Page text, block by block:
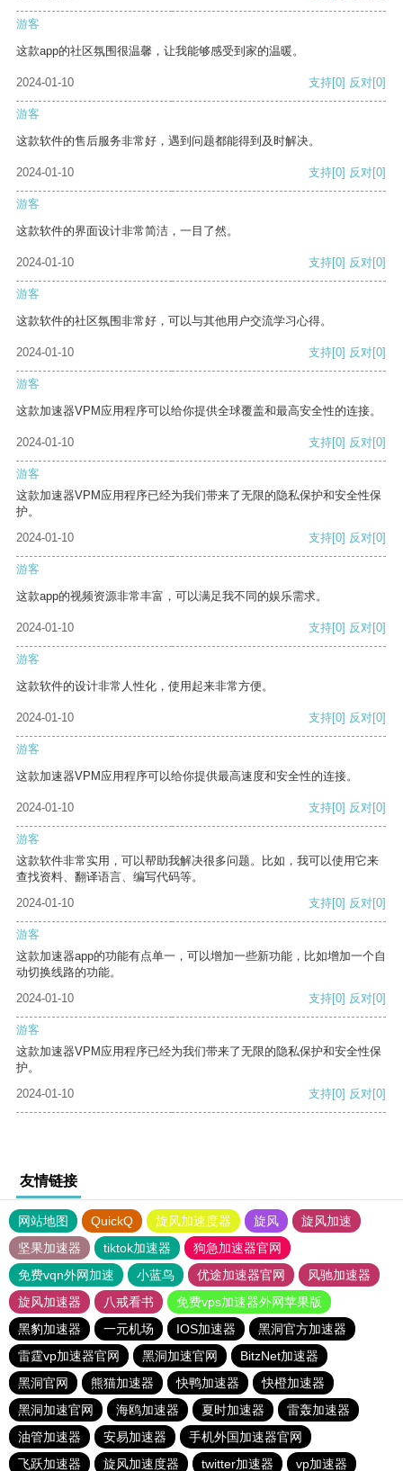
游客
这款app的社区氛围很温馨，让我能够感受到家的温暖。
2024-01-10 支持[0] 反对[0]
游客
这款软件的售后服务非常好，遇到问题都能得到及时解决。
2024-01-10 支持[0] 反对[0]
游客
这款软件的界面设计非常简洁，一目了然。
2024-01-10 支持[0] 反对[0]
游客
这款软件的社区氛围非常好，可以与其他用户交流学习心得。
2024-01-10 支持[0] 反对[0]
游客
这款加速器VPM应用程序可以给你提供全球覆盖和最高安全性的连接。
2024-01-10 支持[0] 反对[0]
游客
这款加速器VPM应用程序已经为我们带来了无限的隐私保护和安全性保
护。
2024-01-10
支持[0] 反对[0]
游客
这款app的视频资源非常丰富，可以满足我不同的娱乐需求。
2024-01-10 支持[0] 反对[0]
游客
这款软件的设计非常人性化，使用起来非常方便。
2024-01-10 支持[0] 反对[0]
游客
这款加速器VPM应用程序可以给你提供最高速度和安全性的连接。
2024-01-10 支持[0] 反对[0]
游客
这款软件非常实用，可以帮助我解决很多问题。比如，我可以使用它来
查找资料、翻译语言、编写代码等。
2024-01-10
支持[0] 反对[0]
游客
这款加速器app的功能有点单一，可以增加一些新功能，比如增加一个自
动切换线路的功能。
2024-01-10
支持[0] 反对[0]
游客
这款加速器VPM应用程序已经为我们带来了无限的隐私保护和安全性保
护。
2024-01-10
支持[0] 反对[0]
友情链接
网站地图 QuickQ 旋风加速度器 旋风
旋风加速
坚果加速器
tiktok加速器
狗急加速器官网
免费vqn外网加速
小蓝鸟 优途加速器官网
风驰加速器
旋风加速器
八戒看书
免费vps加速器外网苹果版
黑豹加速器
一元机场 IOS加速器
黑洞官方加速器
雷霆vp加速器官网
黑洞加速官网
BitzNet加速器
黑洞官网
熊猫加速器 快鸭加速器
快橙加速器
黑洞加速官网
海鸥加速器 夏时加速器
雷轰加速器
油管加速器
安易加速器
手机外国加速器官网
飞跃加速器
旋风加速度器 twitter加速器 vp加速器